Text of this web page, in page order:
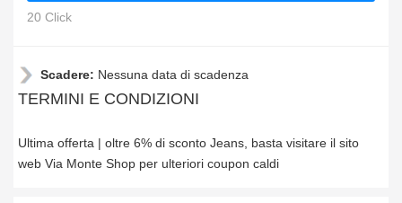
20 Click
Scadere: Nessuna data di scadenza
TERMINI E CONDIZIONI
Ultima offerta | oltre 6% di sconto Jeans, basta visitare il sito
web Via Monte Shop per ulteriori coupon caldi